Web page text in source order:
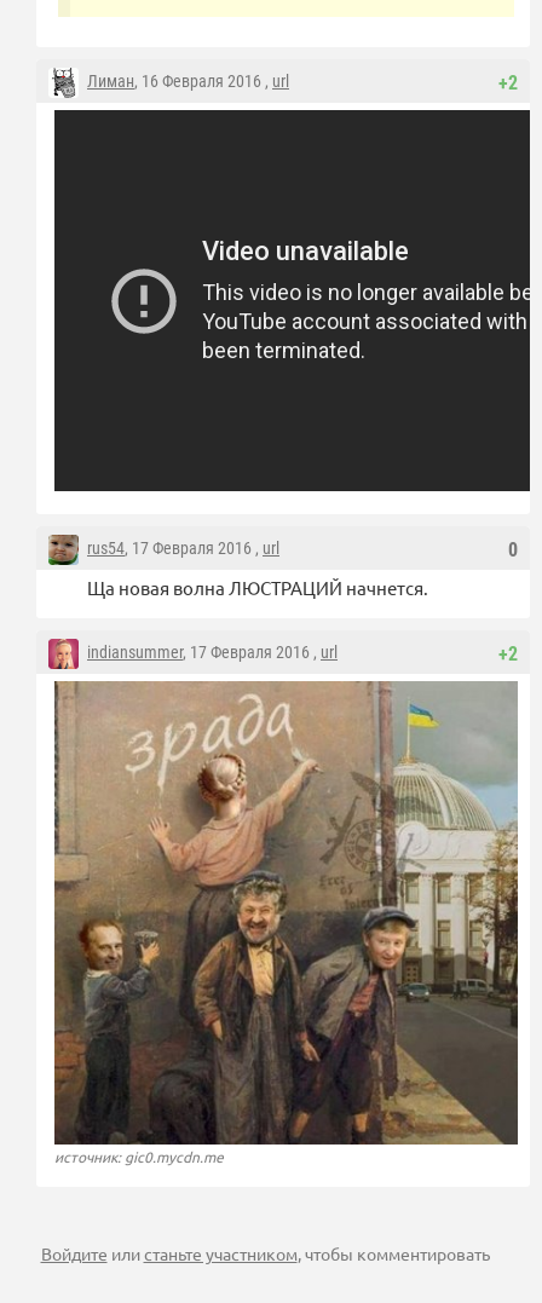
+2
Лиман, 16 Февраля 2016 , url
0
rus54, 17 Февраля 2016 , url
Ща новая волна ЛЮСТРАЦИЙ начнется.
+2
indiansummer, 17 Февраля 2016 , url
источник: gic0.mycdn.me
Войдите илистаньте участником, чтобы комментировать